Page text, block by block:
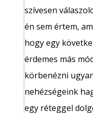
szívesen
én sem értem,
hogy egy
érdemes más
körbenézni
nehézségeink
egy réteggel